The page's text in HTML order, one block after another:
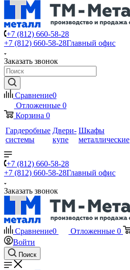
+7 (812) 660-58-28
+7 (812) 660-58-28Главный офис
Заказать звонок
Сравнение0
Отложенные 0
Корзина 0
Гардеробные
системы
Двери-
купе
Шкафы
металлические
+7 (812) 660-58-28
+7 (812) 660-58-28Главный офис
Заказать звонок
Сравнение0 Отложенные 0
Войти
Поиск